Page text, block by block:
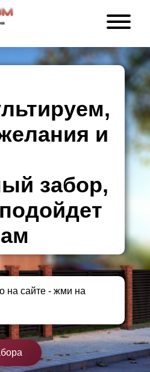
и
забор,
на сайте - жми на